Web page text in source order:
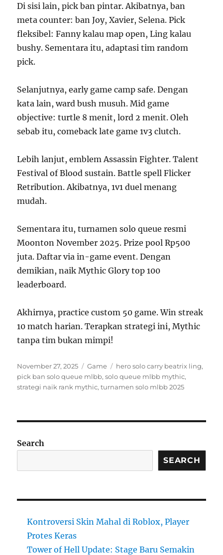
Di sisi lain, pick ban pintar. Akibatnya, ban
meta counter: ban Joy, Xavier, Selena. Pick
fleksibel: Fanny kalau map open, Ling kalau
bushy. Sementara itu, adaptasi tim random
pick.
Selanjutnya, early game camp safe. Dengan
kata lain, ward bush musuh. Mid game
objective: turtle 8 menit, lord 2 menit. Oleh
sebab itu, comeback late game 1v3 clutch.
Lebih lanjut, emblem Assassin Fighter. Talent
Festival of Blood sustain. Battle spell Flicker
Retribution. Akibatnya, 1v1 duel menang
mudah.
Sementara itu, turnamen solo queue resmi
Moonton November 2025. Prize pool Rp500
juta. Daftar via in-game event. Dengan
demikian, naik Mythic Glory top 100
leaderboard.
Akhirnya, practice custom 50 game. Win streak
10 match harian. Terapkan strategi ini, Mythic
tanpa tim bukan mimpi!
Posted
on
November 27, 2025 Categories
Game Tags
hero solo carry beatrix ling,
pick ban solo queue mlbb,solo queue mlbb mythic,
strategi naik rank mythic,turnamen solo mlbb 2025
Search
SEARCH
Kontroversi Skin Mahal di Roblox, Player
Protes Keras
Tower of Hell Update: Stage Baru Semakin